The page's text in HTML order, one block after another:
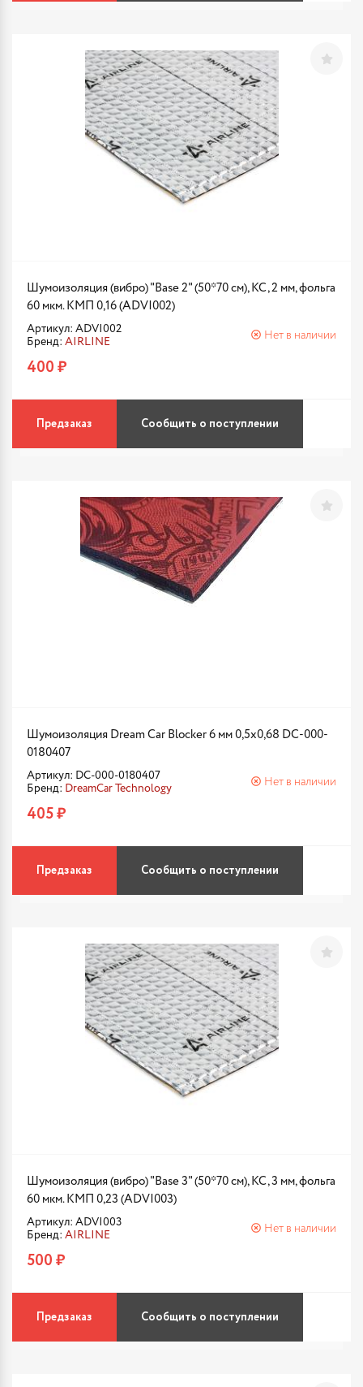
Шумоизоляция (вибро) "Base 2" (50*70 см), КС, 2 мм, фольга
60 мкм. КМП 0,16 (ADVI002)
Артикул: ADVI002
Бренд: AIRLINE
Нет в наличии
400 ₽
Предзаказ Сообщить о поступлении
Шумоизоляция Dream Car Blocker 6 мм 0,5х0,68 DC-000-
0180407
Артикул: DC-000-0180407
Бренд: DreamCar Technology
Нет в наличии
405 ₽
Предзаказ Сообщить о поступлении
Шумоизоляция (вибро) "Base 3" (50*70 см), КС, 3 мм, фольга
60 мкм. КМП 0,23 (ADVI003)
Артикул: ADVI003
Бренд: AIRLINE
Нет в наличии
500 ₽
Предзаказ Сообщить о поступлении